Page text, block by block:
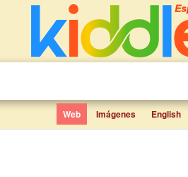
Web Imágenes English